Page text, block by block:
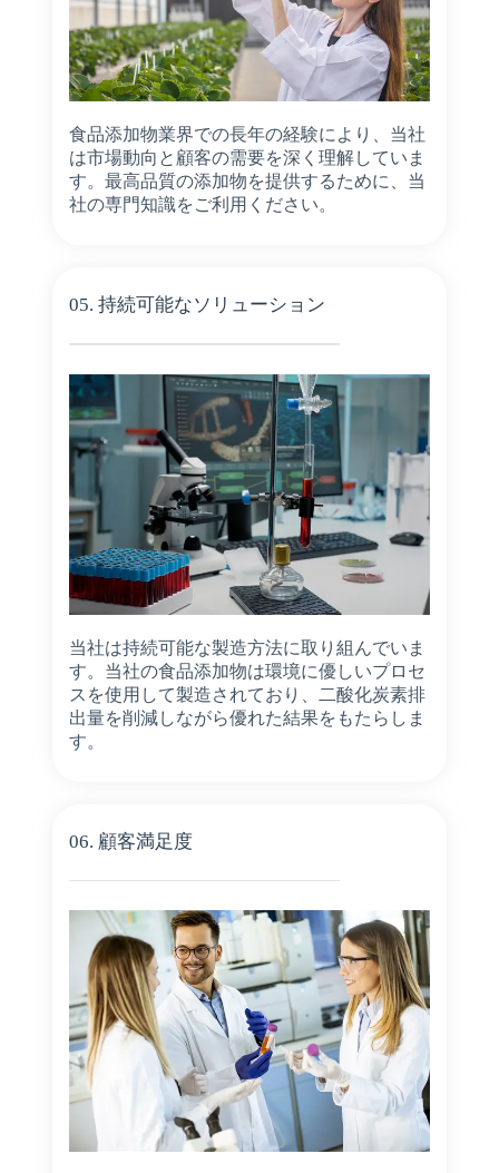
食品添加物業界での長年の経験により、当社
は市場動向と顧客の需要を深く理解していま
す。最高品質の添加物を提供するために、当
社の専門知識をご利用ください。
05. 持続可能なソリューション
当社は持続可能な製造方法に取り組んでいま
す。当社の食品添加物は環境に優しいプロセ
スを使用して製造されており、二酸化炭素排
出量を削減しながら優れた結果をもたらしま
す。
06. 顧客満足度